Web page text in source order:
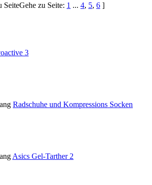
Gehe zu Seite: 1 ... 4, 5, 6 ]
3
Radschuhe und Kompressions Socken
Asics Gel-Tarther 2